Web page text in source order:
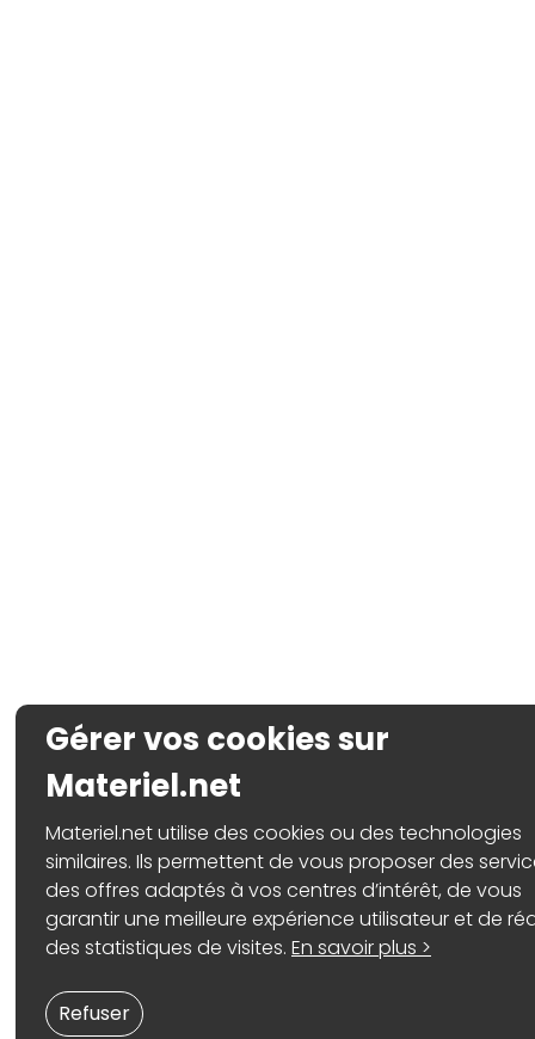
Gérer vos cookies sur
Materiel.net
Materiel.net utilise des cookies ou des technologies
similaires. Ils permettent de vous proposer des
des offres adaptés à vos centres d’intérêt, de vous
garantir une meilleure expérience utilisateur et de
des statistiques de visites.En savoir plus >
Refuser